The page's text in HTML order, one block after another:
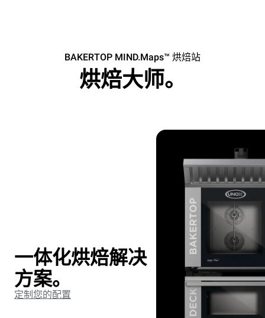
BAKERTOP MIND.Maps™ 烘焙站
烘焙大师。
一体化烘焙解决
方案。
定制您的配置